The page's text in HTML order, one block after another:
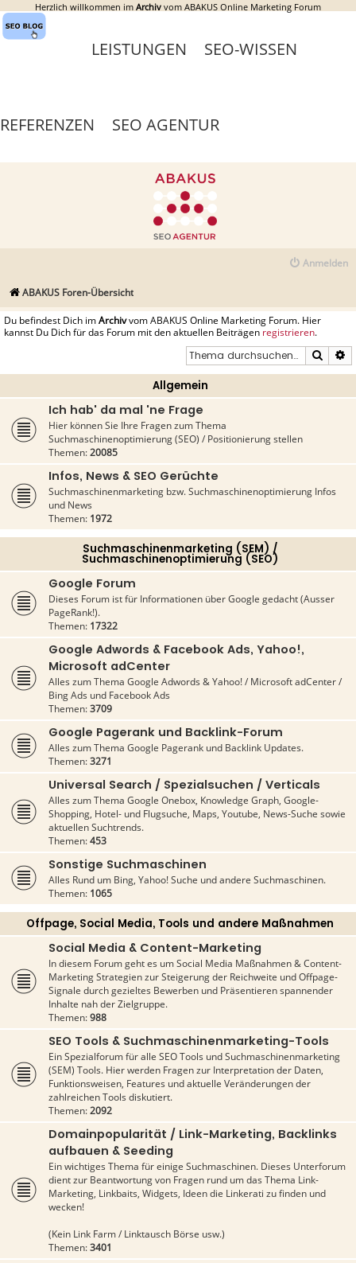
Herzlich willkommen im Archiv vom ABAKUS Online Marketing Forum
LEISTUNGEN SEO-WISSEN
REFERENZEN SEO AGENTUR
Anmelden
ABAKUS Foren-Übersicht
Du befindest Dich imArchivvom ABAKUS Online Marketing Forum. Hier
kannst Du Dich für das Forum mit den aktuellen Beiträgen registrieren.
Suche
Allgemein
Ich hab' da mal 'ne Frage
Hier können Sie Ihre Fragen zum Thema
Suchmaschinenoptimierung (SEO) / Positionierung stellen
Themen:20085
Infos, News & SEO Gerüchte
Suchmaschinenmarketing bzw. Suchmaschinenoptimierung Infos
und News
Themen: 1972
Suchmaschinenmarketing (SEM) /
Suchmaschinenoptimierung (SEO)
Google Forum
Dieses Forum ist für Informationen über Google gedacht (Ausser
PageRank!).
Themen: 17322
Google Adwords & Facebook Ads, Yahoo!,
Microsoft adCenter
Alles zum Thema Google Adwords & Yahoo! / Microsoft adCenter /
Bing Ads und Facebook Ads
Themen:3709
Google Pagerank und Backlink-Forum
Alles zum Thema Google Pagerank und Backlink Updates.
Themen:3271
Universal Search / Spezialsuchen / Verticals
Alles zum Thema Google Onebox, Knowledge Graph, Google-
Shopping, Hotel- und Flugsuche, Maps, Youtube, News-Suche sowie
aktuellen Suchtrends.
Themen:453
Sonstige Suchmaschinen
Alles Rund um Bing, Yahoo! Suche und andere Suchmaschinen.
Themen: 1065
Offpage, Social Media, Tools und andere Maßnahmen
Social Media & Content-Marketing
In diesem Forum geht es um Social Media Maßnahmen & Content-
Marketing Strategien zur Steigerung der Reichweite und Offpage-
Signale durch gezieltes Bewerben und Präsentieren spannender
Inhalte nah der Zielgruppe.
Themen:988
SEO Tools & Suchmaschinenmarketing-Tools
Ein Spezialforum für alle SEO Tools und Suchmaschinenmarketing
(SEM) Tools. Hier werden Fragen zur Interpretation der Daten,
Funktionsweisen, Features und aktuelle Veränderungen der
zahlreichen Tools diskutiert.
Themen:2092
Domainpopularität / Link-Marketing, Backlinks
aufbauen & Seeding
Ein wichtiges Thema für einige Suchmaschinen. Dieses Unterforum
dient zur Beantwortung von Fragen rund um das Thema Link-
Marketing, Linkbaits, Widgets, Ideen die Linkerati zu finden und
wecken!
(Kein Link Farm / Linktausch Börse usw.)
Themen:3401